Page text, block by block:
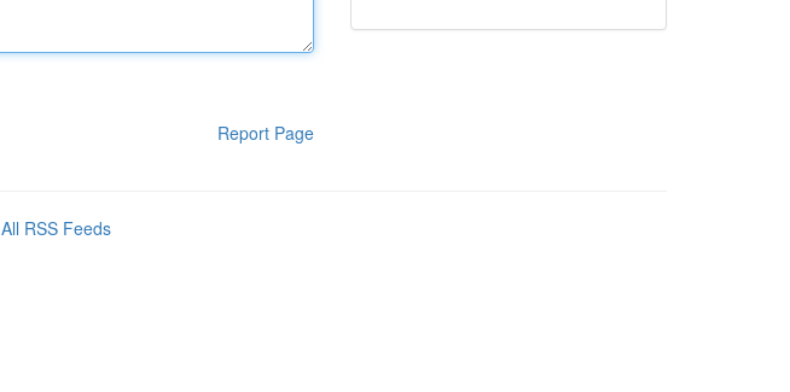
Report Page
All RSS Feeds